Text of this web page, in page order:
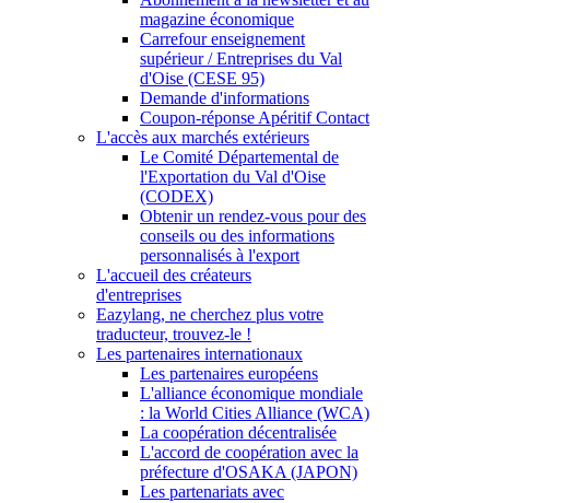
magazine économique
Carrefour enseignement
supérieur / Entreprises du Val
d'Oise (CESE 95)
Demande d'informations
Coupon-réponse Apéritif Contact
L'accès aux marchés extérieurs
Le Comité Départemental de
l'Exportation du Val d'Oise
(CODEX)
Obtenir un rendez-vous pour des
conseils ou des informations
personnalisés à l'export
L'accueil des créateurs
d'entreprises
Eazylang, ne cherchez plus votre
traducteur, trouvez-le !
Les partenaires internationaux
Les partenaires européens
L'alliance économique mondiale
: la World Cities Alliance (WCA)
La coopération décentralisée
L'accord de coopération avec la
préfecture d'OSAKA (JAPON)
Les partenariats avec